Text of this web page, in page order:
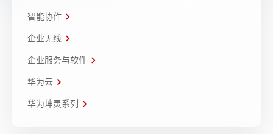
智能协作
企业无线
企业服务与软件
华为云
华为坤灵系列